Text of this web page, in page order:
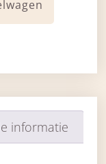
informatie